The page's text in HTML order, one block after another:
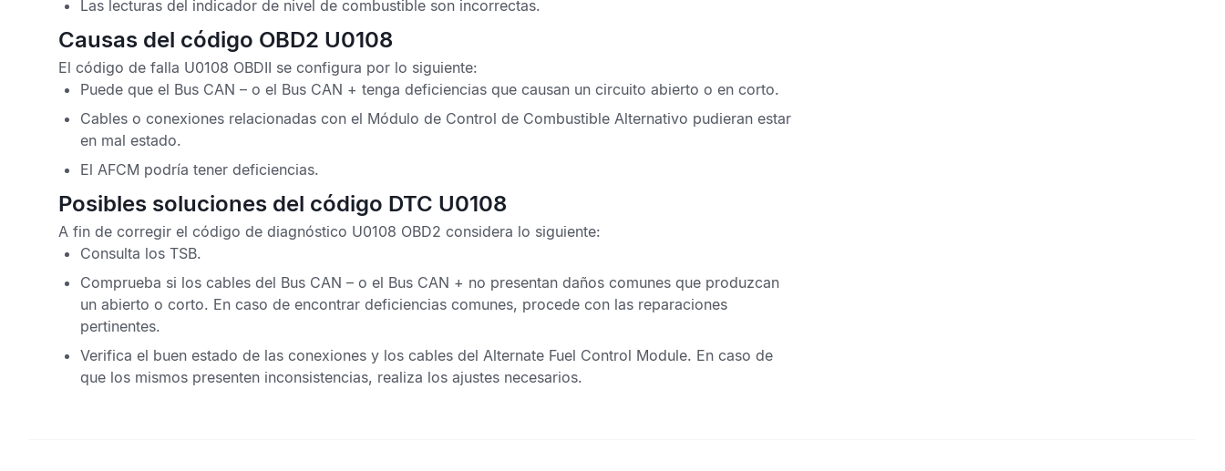
Las lecturas del indicador de nivel de combustible son incorrectas.
Causas del código OBD2 U0108
El código de falla U0108 OBDII se configura por lo siguiente:
Puede que el Bus CAN – o el Bus CAN + tenga deficiencias que causan un circuito abierto o en corto.
Cables o conexiones relacionadas con el Módulo de Control de Combustible Alternativo pudieran estar
en mal estado.
El AFCM podría tener deficiencias.
Posibles soluciones del código DTC U0108
A fin de corregir el código de diagnóstico U0108 OBD2 considera lo siguiente:
Consulta los TSB.
Comprueba si los cables del Bus CAN – o el Bus CAN + no presentan daños comunes que produzcan
un abierto o corto. En caso de encontrar deficiencias comunes, procede con las reparaciones
pertinentes.
Verifica el buen estado de las conexiones y los cables del Alternate Fuel Control Module. En caso de
que los mismos presenten inconsistencias, realiza los ajustes necesarios.